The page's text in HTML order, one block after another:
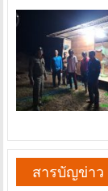
สารบัญข่าว